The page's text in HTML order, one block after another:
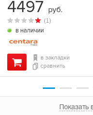
в наличии
(1)
в закладки
сравнить
4497 руб.